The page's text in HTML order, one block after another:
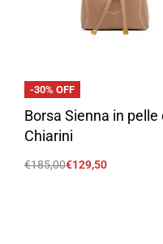
-30% OFF
Borsa Sienna in pelle
Chiarini
€185,00€129,50